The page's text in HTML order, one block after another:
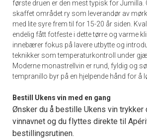
første druen er den mest typisk for Jumilla.
skaffet området ry som leverandør av
med lite syre frem til for 15-20 år siden.
endelig fått fotfeste i dette tørre og varme
innebærer fokus på lavere utbytte og
teknikker som temperaturkontroll under
Moderne monastrellvin er rund, fyldig og
tempranillo byr på en hjelpende hånd for å
Bestill Ukens vin med en gang
Ønsker du å bestille Ukens vin trykker
vinnavnet og du flyttes direkte til
bestillingsrutinen.